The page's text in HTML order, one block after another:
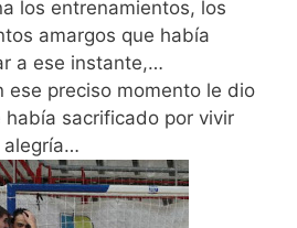
los entrenamientos, los
amargos que había
a ese instante,…
ese preciso momento le dio
sacrificado por vivir
alegría…